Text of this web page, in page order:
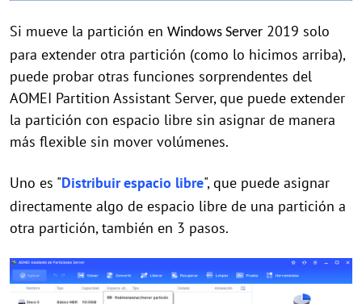
Si mueve la partición en Windows Server 2019 solo
para extender otra partición (como lo hicimos arriba),
puede probar otras funciones sorprendentes del
AOMEI Partition Assistant Server, que puede extender
la partición con espacio libre sin asignar de manera
más flexible sin mover volúmenes.
Uno es "Distribuirespacio libre", que puede asignar
directamente algo de espacio libre de una partición a
otra partición, también en 3 pasos.